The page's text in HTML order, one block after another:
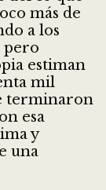
más de
a los
pero
estiman
mil
terminaron
esa
y
una